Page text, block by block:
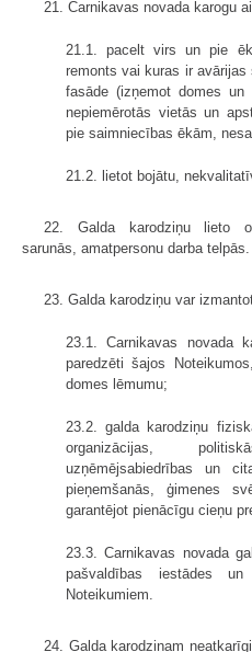
21. Carnikavas novada karogu
21.1. pacelt virs un pie
remonts vai kuras ir
fasāde (izņemot domes
nepiemērotās vietās un
pie saimniecības ēkām,
21.2. lietot bojātu,
22. Galda karodziņu lieto
sarunās, amatpersonu darba telpās.
23. Galda karodziņu var
23.1. Carnikavas novada
paredzēti šajos
domes lēmumu;
23.2. galda karodziņu
organizācijas,
uzņēmējsabiedrības un
pieņemšanās, ģimenes
garantējot pienācīgu cieņu
23.3. Carnikavas novada
pašvaldības iestādes
Noteikumiem.
24. Galda karodziņam